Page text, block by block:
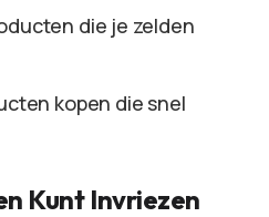
die je zelden
kopen die snel
Kunt Invriezen